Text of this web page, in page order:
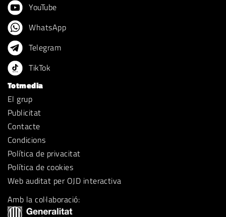
YouTube
WhatsApp
Telegram
TikTok
Totmedia
El grup
Publicitat
Contacte
Condicions
Política de privacitat
Política de cookies
Web auditat per OJD interactiva
Amb la col·laboració: